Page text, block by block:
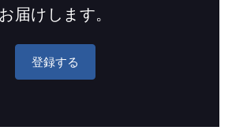
お届けします。
登録する